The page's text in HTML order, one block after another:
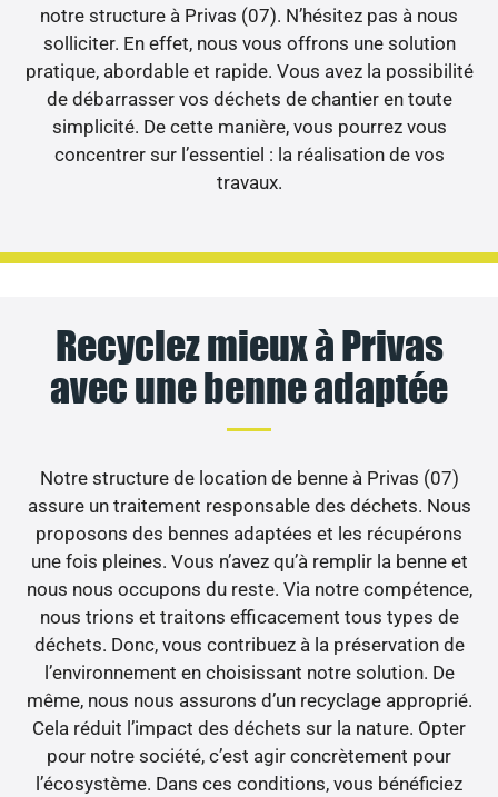
notre structure à Privas (07). N’hésitez pas à nous
solliciter. En effet, nous vous offrons une solution
pratique, abordable et rapide. Vous avez la possibilité
de débarrasser vos déchets de chantier en toute
simplicité. De cette manière, vous pourrez vous
concentrer sur l’essentiel : la réalisation de vos
travaux.
Recyclez mieux à Privas
avec une benne adaptée
Notre structure de location de benne à Privas (07)
assure un traitement responsable des déchets. Nous
proposons des bennes adaptées et les récupérons
une fois pleines. Vous n’avez qu’à remplir la benne et
nous nous occupons du reste. Via notre compétence,
nous trions et traitons efficacement tous types de
déchets. Donc, vous contribuez à la préservation de
l’environnement en choisissant notre solution. De
même, nous nous assurons d’un recyclage approprié.
Cela réduit l’impact des déchets sur la nature. Opter
pour notre société, c’est agir concrètement pour
l’écosystème. Dans ces conditions, vous bénéficiez